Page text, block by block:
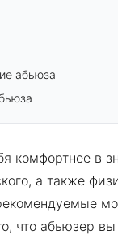
абьюза
комфортнее в
а также
что абьюзер